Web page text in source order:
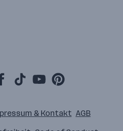
& Kontakt AGB